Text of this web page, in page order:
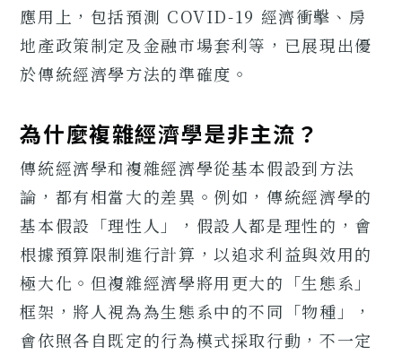
應用上，包括預測 COVID-19 經濟衝擊、房
地產政策制定及金融市場套利等，已展現出優
於傳統經濟學方法的準確度。
為什麼複雜經濟學是非主流？
傳統經濟學和複雜經濟學從基本假設到方法
論，都有相當大的差異。例如，傳統經濟學的
基本假設「理性人」，假設人都是理性的，會
根據預算限制進行計算，以追求利益與效用的
極大化。但複雜經濟學將用更大的「生態系」
框架，將人視為為生態系中的不同「物種」，
會依照各自既定的行為模式採取行動，不一定